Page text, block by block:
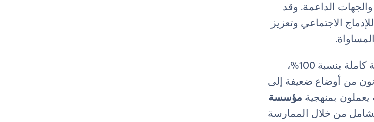
الداعمة. وقد
الاجتماعي وتعزيز
تخدم المدرسة حاليًا حوالي خمسين طالبًا، جميعهم يحصلون على منح دراسية كاملة بنسبة 100%،
من أوضاع ضعيفة إلى
بمنهجية مؤسسة
من خلال الممارسة